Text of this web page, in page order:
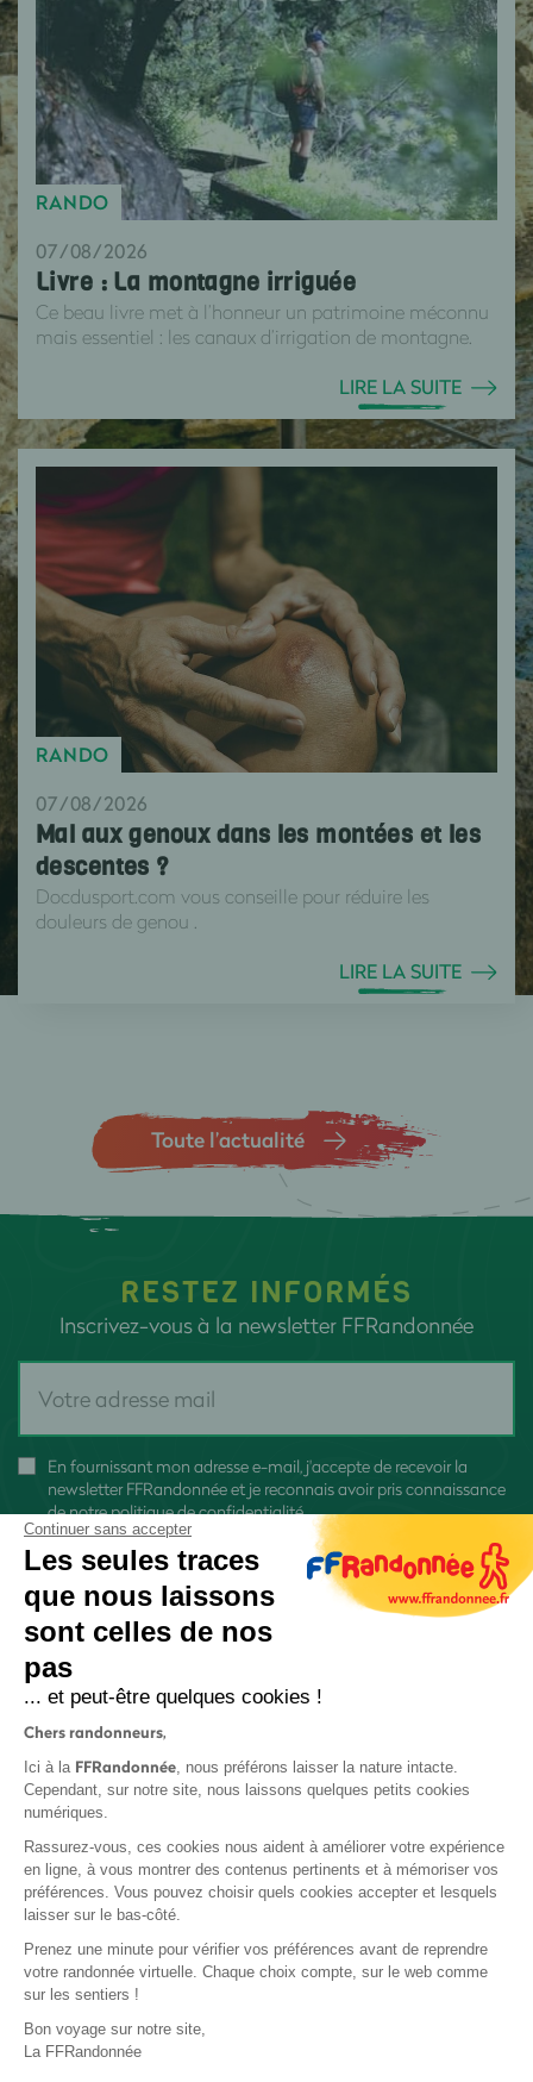
RANDO
07/08/2026
Livre : La montagne irriguée
Ce beau livre met à l’honneur un patrimoine méconnu
mais essentiel : les canaux d’irrigation de montagne.
LIRE LA SUITE
RANDO
07/08/2026
Mal aux genoux dans les montées et les
descentes ?
Docdusport.com vous conseille pour réduire les
douleurs de genou .
LIRE LA SUITE
Toute l’actualité
RESTEZ INFORMÉS
Inscrivez-vous à la newsletter FFRandonnée
En fournissant mon adresse e-mail, j'accepte de recevoir la
newsletter FFRandonnée et je reconnais avoir pris connaissance
denotre politique de confidentialité
Protection des données
Politique de confidentialité
Continuer sans accepter
Les seules traces
que nous laissons
sont celles de nos
pas
... et peut-être quelques cookies !
Chers randonneurs,
Ici à la FFRandonnée, nous préférons laisser la nature intacte.
Cependant, sur notre site, nous laissons quelques petits cookies
numériques.
Rassurez-vous, ces cookies nous aident à améliorer votre expérience
en ligne, à vous montrer des contenus pertinents et à mémoriser vos
préférences. Vous pouvez choisir quels cookies accepter et lesquels
laisser sur le bas-côté.
Prenez une minute pour vérifier vos préférences avant de reprendre
votre randonnée virtuelle. Chaque choix compte, sur le web comme
sur les sentiers !
Bon voyage sur notre site,
La FFRandonnée